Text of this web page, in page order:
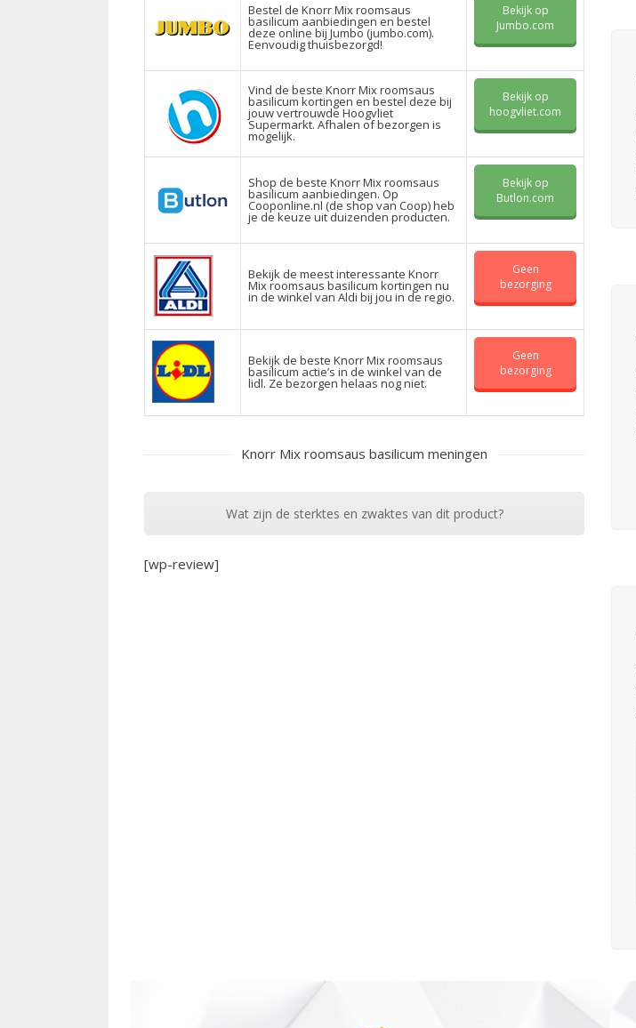
Bestel de Knorr Mix roomsaus
basilicum aanbiedingen en bestel
deze online bij Jumbo (jumbo.com).
Eenvoudig thuisbezorgd!
Bekijk op
Jumbo.com
Vind de beste Knorr Mix roomsaus
basilicum kortingen en bestel deze bij
jouw vertrouwde Hoogvliet
Supermarkt. Afhalen of bezorgen is
mogelijk.
Bekijk op
hoogvliet.com
Shop de beste Knorr Mix roomsaus
basilicum aanbiedingen. Op
Cooponline.nl (de shop van Coop) heb
je de keuze uit duizenden producten.
Bekijk op
Butlon.com
Bekijk de meest interessante Knorr
Mix roomsaus basilicum kortingen nu
in de winkel van Aldi bij jou in de regio.
Geen
bezorging
Bekijk de beste Knorr Mix roomsaus
basilicum actie’s in de winkel van de
lidl. Ze bezorgen helaas nog niet.
Geen
bezorging
Knorr Mix roomsaus basilicum meningen
Wat zijn de sterktes en zwaktes van dit product?
[wp-review]